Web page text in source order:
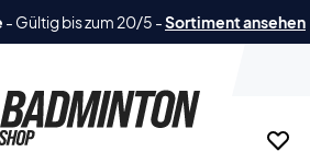
- Gültig bis zum 20/5 -Sortiment ansehen